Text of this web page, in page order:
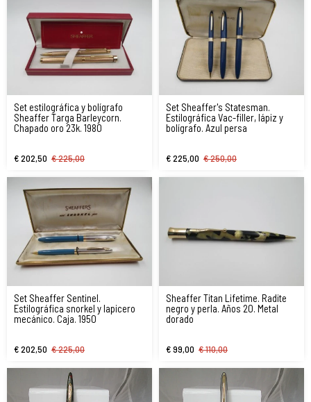
Set estilográfica y bolígrafo
Sheaffer Targa Barleycorn.
Chapado oro 23k. 1980
€ 202,50 € 225,00
Set Sheaffer's Statesman.
Estilográfica Vac-filler, lápiz y
bolígrafo. Azul persa
€ 225,00 € 250,00
Set Sheaffer Sentinel.
Estilográfica snorkel y lapicero
mecánico. Caja. 1950
€ 202,50 € 225,00
Sheaffer Titan Lifetime. Radite
negro y perla. Años 20. Metal
dorado
€ 99,00 € 110,00